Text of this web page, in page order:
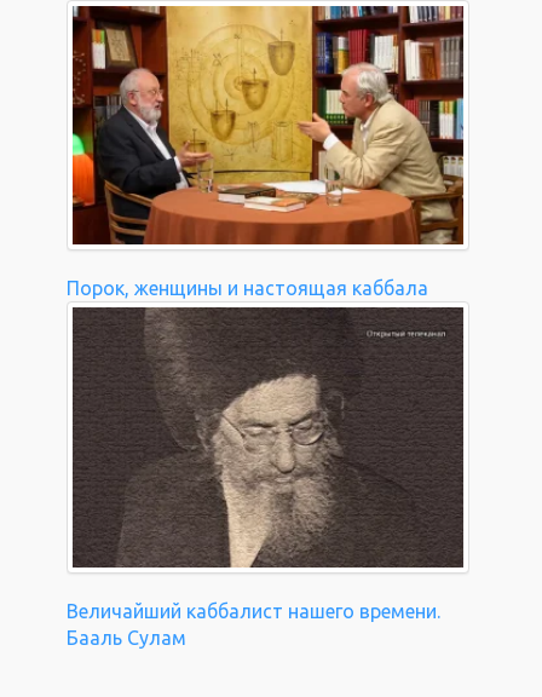
Порок, женщины и настоящая каббала
Величайший каббалист нашего времени.
Бааль Сулам